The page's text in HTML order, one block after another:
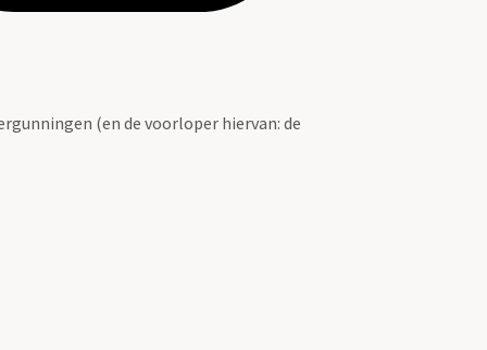
(en de voorloper hiervan: de